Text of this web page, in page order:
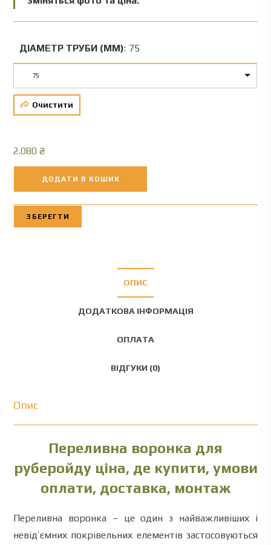
ДІАМЕТР ТРУБИ (ММ): 75
75
Очистити
2.080₴
ДОДАТИ В КОШИК
ЗБЕРЕГТИ
ОПИС
ДОДАТКОВА ІНФОРМАЦІЯ
ОПЛАТА
ВІДГУКИ (0)
Опис
Переливна воронка для
руберойду ціна, де купити, умови
оплати, доставка, монтаж
Переливна воронка – це один з найважливіших і
невід’ємних покрівельних елементів застосовуються